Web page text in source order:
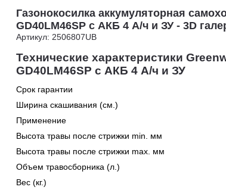
Газонокосилка аккумуляторная
GD40LM46SP с АКБ 4 А/ч и ЗУ - 3D
Артикул: 2506807UB
Технические характеристики
GD40LM46SP с АКБ 4 А/ч и ЗУ
Срок гарантии
Ширина скашивания (см.)
Применение
Высота травы после стрижки min. мм
Высота травы после стрижки max. мм
Объем травосборника (л.)
Вес (кг.)